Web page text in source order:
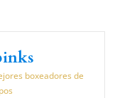
boxeadores de